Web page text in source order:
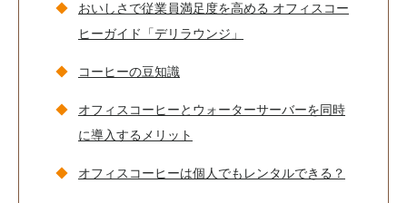
おいしさで従業員満足度を高める オフィスコー
ヒーガイド「デリラウンジ」
コーヒーの豆知識
オフィスコーヒーとウォーターサーバーを同時
に導入するメリット
オフィスコーヒーは個人でもレンタルできる？